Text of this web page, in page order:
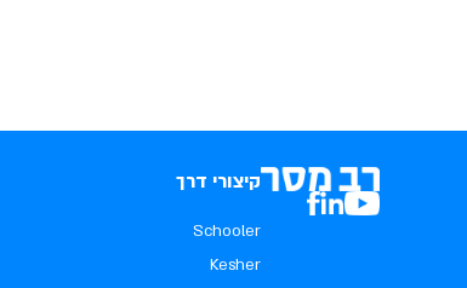
קיצורי דרך
Schooler
Kesher